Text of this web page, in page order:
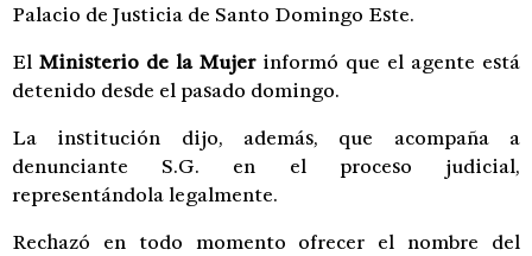
Palacio de Justicia de Santo Domingo Este.
El Ministerio de la Mujerinformó que el agente está
detenido desde el pasado domingo.
La institución dijo, además, que acompaña a
denunciante S.G. en el proceso judicial,
representándola legalmente.
Rechazó en todo momento ofrecer el nombre del